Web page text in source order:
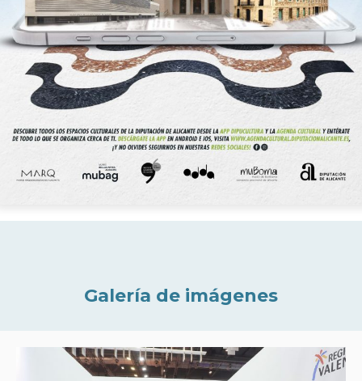
Galería de imágenes